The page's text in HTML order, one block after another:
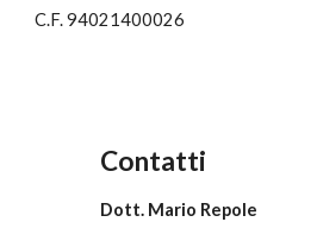
C.F. 94021400026
Contatti
Dott. Mario Repole